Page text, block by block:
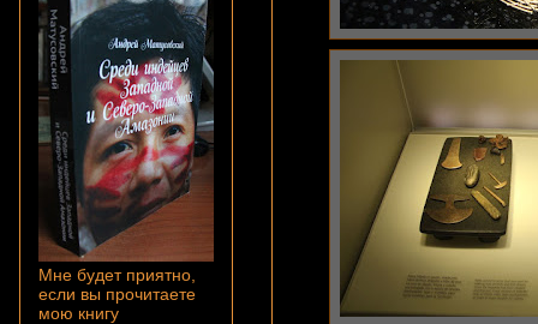
Мне будет приятно,
если вы прочитаете
мою книгу